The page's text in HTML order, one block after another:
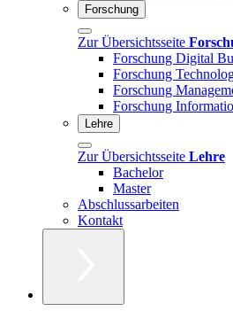
Forschung
Zur Übersichtsseite
Forschung Digital
Forschung
Forschung
Forschung
Lehre
Zur Übersichtsseite Lehre
Bachelor
Master
Abschlussarbeiten
Kontakt